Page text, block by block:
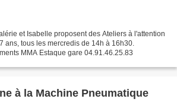
et Isabelle proposent des Ateliers à l'attention
ans, tous les mercredis de 14h à 16h30.
MMA Estaque gare 04.91.46.25.83
à la Machine Pneumatique